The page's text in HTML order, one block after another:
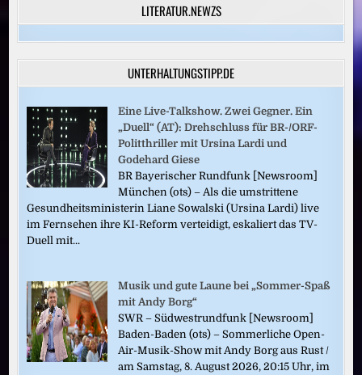
LITERATUR.NEWZS
UNTERHALTUNGSTIPP.DE
Eine Live-Talkshow. Zwei Gegner. Ein
„Duell“ (AT): Drehschluss für BR-/ORF-
Politthriller mit Ursina Lardi und
Godehard Giese
BR Bayerischer Rundfunk [Newsroom]
München (ots) – Als die umstrittene
Gesundheitsministerin Liane Sowalski (Ursina Lardi) live
im Fernsehen ihre KI-Reform verteidigt, eskaliert das TV-
Duell mit...
Musik und gute Laune bei „Sommer-Spaß
mit Andy Borg“
SWR – Südwestrundfunk [Newsroom]
Baden-Baden (ots) – Sommerliche Open-
Air-Musik-Show mit Andy Borg aus Rust /
am Samstag, 8. August 2026, 20:15 Uhr, im